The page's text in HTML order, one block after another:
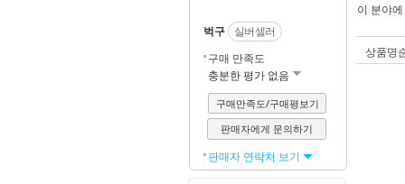
벅구
실버셀러
구매 만족도
충분한 평가 없음
구매만족도/구매평보기
판매자에게 문의하기
판매자 연락처 보기
이 분야에
상품명